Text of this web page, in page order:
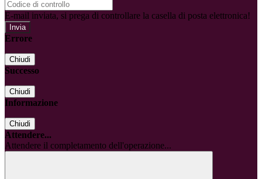
E-mail inviata, si prega di controllare la casella di posta elettronica!
Errore
Chiudi
Successo
Chiudi
Informazione
Chiudi
Attendere...
Attendere il completamento dell'operazione...